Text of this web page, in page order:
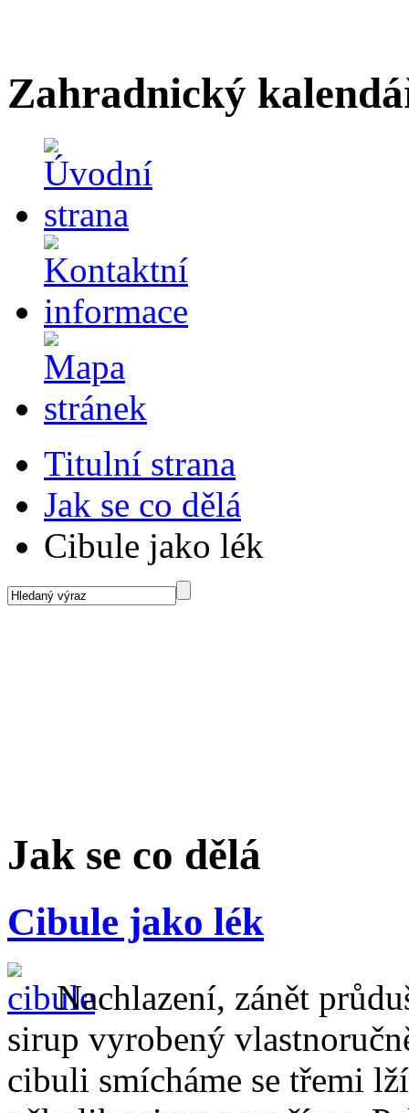
Zahradnický
Titulní strana
Jak se co dělá
Cibule jako lék
Jak se co dělá
Cibule jako lék
Nachlazení, zánět
sirup vyrobený
cibuli smícháme se třemi